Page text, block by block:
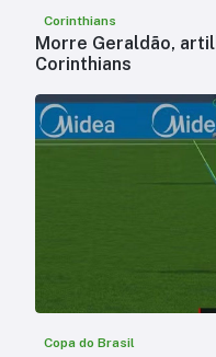
Corinthians
Morre Geraldão,
Corinthians
Copa do Brasil